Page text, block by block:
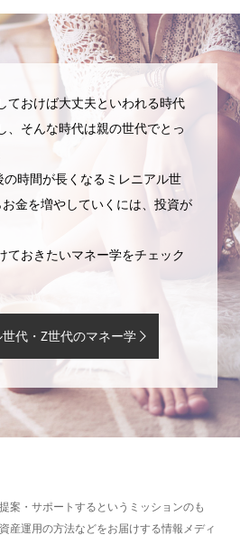
ておけば大丈夫といわれる時代
、そんな時代は親の世代でとっ
時間が長くなるミレニアル世
金を増やしていくには、投資が
ておきたいマネー学をチェック
世代・Z世代のマネー学
案・サポートするというミッションのも
産運用の方法などをお届けする情報メディ